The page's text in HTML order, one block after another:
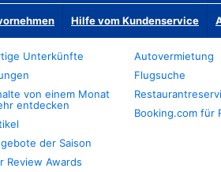
Hilfe vom Kundenservice
Unterkünfte
von einem Monat
entdecken
der Saison
Review Awards
Autovermietung
Flugsuche
Booking.com für